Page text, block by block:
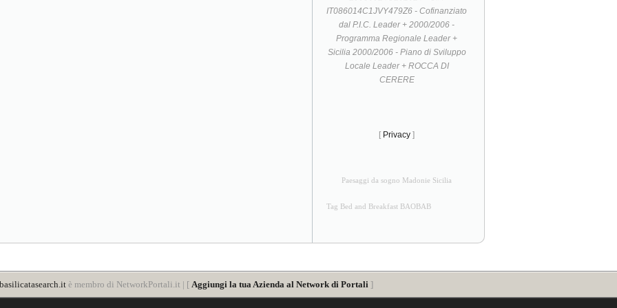
IT086014C1JVY479Z6 - Cofinanziato
dal P.I.C. Leader + 2000/2006 -
Programma Regionale Leader +
Sicilia 2000/2006 - Piano di Sviluppo
Locale Leader + ROCCA DI
CERERE
[ Privacy ]
Paesaggi da sogno Madonie Sicilia
Tag Bed and Breakfast BAOBAB
è membro di NetworkPortali.it | [ Aggiungi la tua Azienda al Network di Portali ]